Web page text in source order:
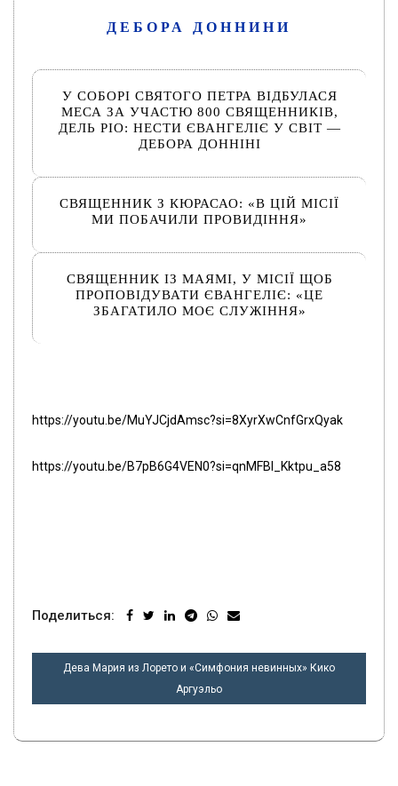
ДЕБОРА ДОННИНИ
У СОБОРІ СВЯТОГО ПЕТРА ВІДБУЛАСЯ
МЕСА ЗА УЧАСТЮ 800 СВЯЩЕННИКІВ,
ДЕЛЬ РІО: НЕСТИ ЄВАНГЕЛІЄ У СВІТ —
ДЕБОРА ДОННІНІ
СВЯЩЕННИК З КЮРАСАО: «В ЦІЙ МІСІЇ
МИ ПОБАЧИЛИ ПРОВИДІННЯ»
СВЯЩЕННИК ІЗ МАЯМІ, У МІСІЇ ЩОБ
ПРОПОВІДУВАТИ ЄВАНГЕЛІЄ: «ЦЕ
ЗБАГАТИЛО МОЄ СЛУЖІННЯ»
https://youtu.be/MuYJCjdAmsc?si=8XyrXwCnfGrxQyak
https://youtu.be/B7pB6G4VEN0?si=qnMFBI_Kktpu_a58
Поделиться:
НАВИГАЦИЯ
ЗАПИСЯМ
Дева Мария из Лорето и «Симфония невинных» Кико
Аргуэльо